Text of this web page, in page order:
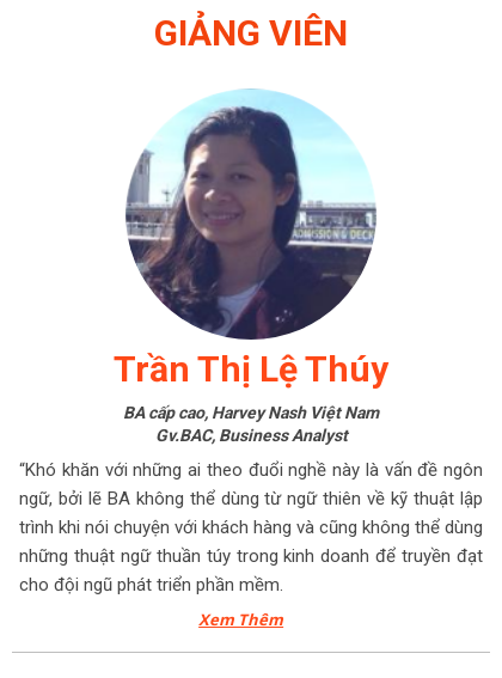
GIẢNG VIÊN
Xem Thêm
Trần Thị Lệ Thúy
BA cấp cao, Harvey Nash Việt Nam
Gv.BAC, Business Analyst
“Khó khăn với những ai theo đuổi nghề này là vấn đề ngôn
ngữ, bởi lẽ BA không thể dùng từ ngữ thiên về kỹ thuật lập
trình khi nói chuyện với khách hàng và cũng không thể dùng
những thuật ngữ thuần túy trong kinh doanh để truyền đạt
cho đội ngũ phát triển phần mềm.